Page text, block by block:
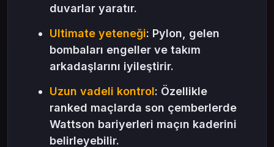
duvarlar yaratır.
Ultimate yeteneği: Pylon, gelen
bombaları engeller ve takım
arkadaşlarını iyileştirir.
Uzun vadeli kontrol: Özellikle
ranked maçlarda son çemberlerde
Wattson bariyerleri maçın kaderini
belirleyebilir.